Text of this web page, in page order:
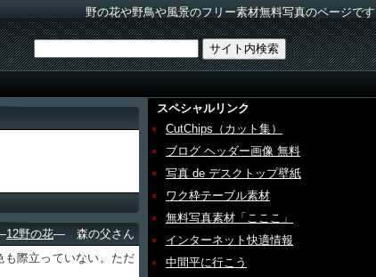
野の花や野鳥や風景のフリー素材無料写真のページです
12野の花― 森の父さん
際立っていない。ただ
スペシャルリンク
CutChips（カット集）
ブログ ヘッダー画像 無料
写真 de デスクトップ壁紙
ワク枠テーブル素材
無料写真素材「こここ」
インターネット快適情報
中間平に行こう